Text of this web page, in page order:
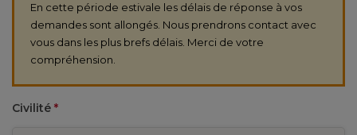
En cette période estivale les délais de réponse à vos
demandes sont allongés. Nous prendrons contact avec
vous dans les plus brefs délais. Merci de votre
compréhension.
Civilité *